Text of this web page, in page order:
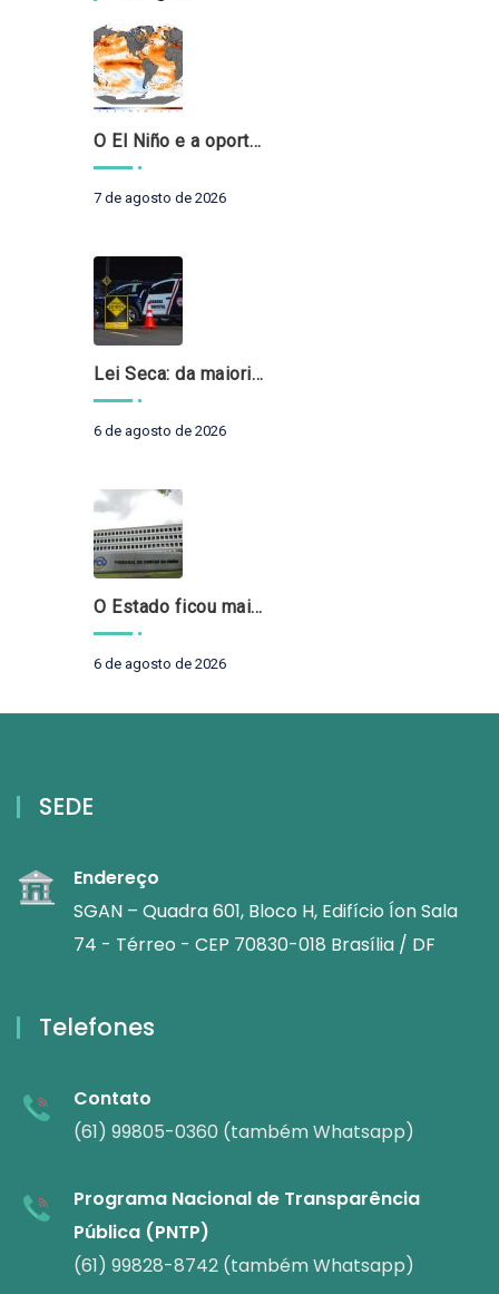
O El Niño e a oportunidade de fortalecer o controle externo das políticas climáticas
7 de agosto de 2026
Lei Seca: da maioridade à maturidade
6 de agosto de 2026
O Estado ficou mais complexo. O controle precisa acompanhar
6 de agosto de 2026
SEDE
Endereço
SGAN – Quadra 601, Bloco H, Edifício Íon Sala
74 - Térreo - CEP 70830-018 Brasília / DF
Telefones
Contato
(61) 99805-0360 (também Whatsapp)
Programa Nacional de Transparência
Pública (PNTP)
(61) 99828-8742 (também Whatsapp)